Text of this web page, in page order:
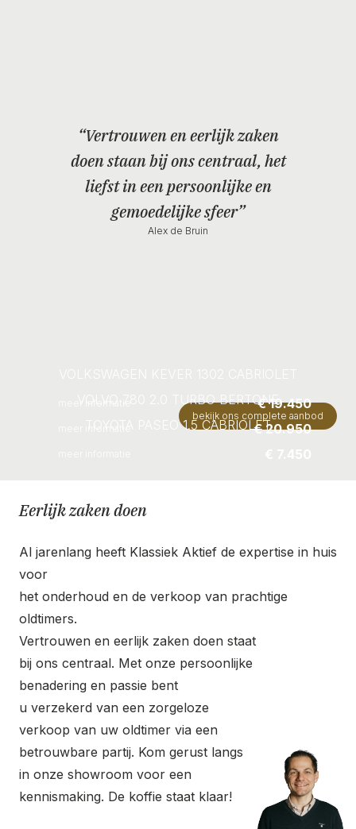
“Vertrouwen en eerlijk zaken
doen staan bij ons centraal, het
liefst in een persoonlijke en
gemoedelijke sfeer”
Alex de Bruin
€ 19.450
VOLVO 780 2.0 TURBO BERTONE
€ 20.950
TOYOTA PASEO 1.5 CABRIOLET
bekijk ons complete aanbod
Eerlijk zaken doen
Al jarenlang heeft Klassiek Aktief de expertise in huis
voor
het onderhoud en de verkoop van prachtige
oldtimers.
Vertrouwen en eerlijk zaken doen staat
bij ons centraal. Met onze persoonlijke
benadering en passie bent
u verzekerd van een zorgeloze
verkoop van uw oldtimer via een
betrouwbare partij. Kom gerust langs
in onze showroom voor een
kennismaking. De koffie staat klaar!